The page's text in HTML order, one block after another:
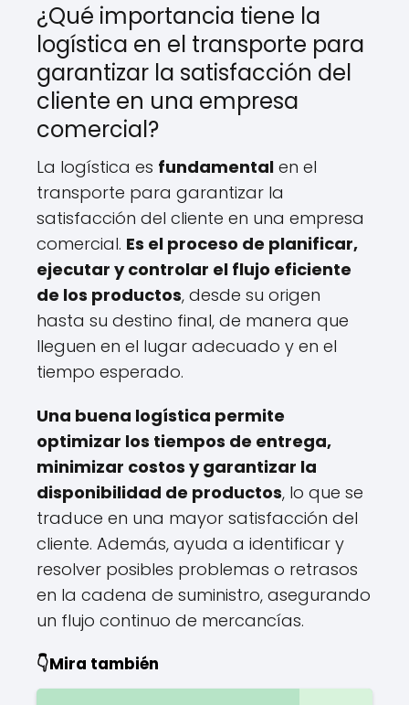
¿Qué importancia tiene la
logística en el transporte para
garantizar la satisfacción del
cliente en una empresa
comercial?
La logística es fundamental en el
transporte para garantizar la
satisfacción del cliente en una empresa
comercial. Es el proceso de planificar,
ejecutar y controlar el flujo eficiente
de los productos, desde su origen
hasta su destino final, de manera que
lleguen en el lugar adecuado y en el
tiempo esperado.
Una buena logística permite
optimizar los tiempos de entrega,
minimizar costos y garantizar la
disponibilidad de productos, lo que se
traduce en una mayor satisfacción del
cliente. Además, ayuda a identificar y
resolver posibles problemas o retrasos
en la cadena de suministro, asegurando
un flujo continuo de mercancías.
👇Mira también